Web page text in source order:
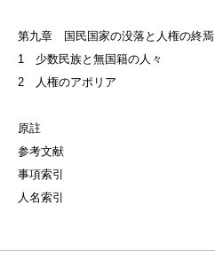
第九章 国民国家の没落と人権の終焉
1 少数民族と無国籍の人々
2 人権のアポリア
原註
参考文献
事項索引
人名索引